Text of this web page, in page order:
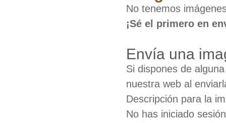
No tenemos
¡Sé el primero en
Envía una
Si dispones de
nuestra web al
Descripción para la
No has iniciado